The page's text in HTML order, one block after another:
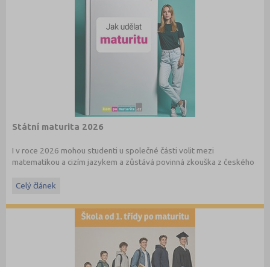
Státní maturita 2026
I v roce 2026 mohou studenti u společné části volit mezi
matematikou a cizím jazykem a zůstává povinná zkouška z českého
informacemi.
Celý článek